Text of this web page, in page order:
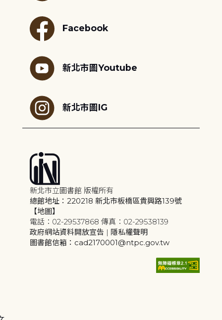
Facebook
新北市圖Youtube
新北市圖IG
新北市立圖書館 版權所有
總館地址：220218 新北市板橋區貴興路139號
【地圖】
電話：02-29537868 傳真：02-29538139
政府網站資料開放宣告 | 隱私權聲明
圖書館信箱：cad2170001@ntpc.gov.tw